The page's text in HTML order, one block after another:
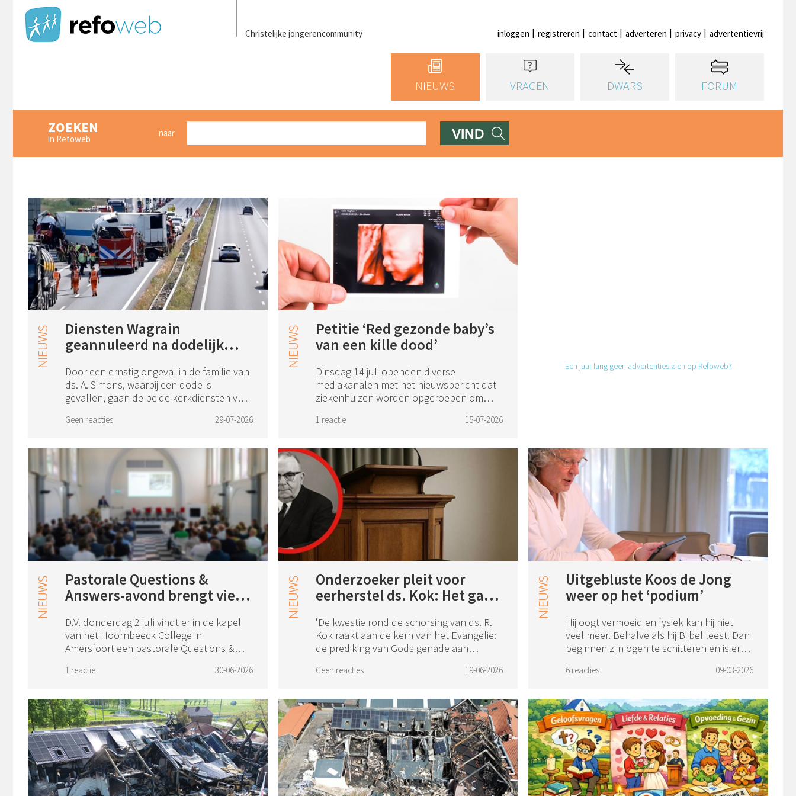
Christelijke jongerencommunity inloggen registreren contact adverteren privacy advertentievrij
NIEUWS VRAGEN DWARS FORUM
ZOEKEN
in Refoweb
naar VIND
Diensten Wagrain
geannuleerd na dodelijk
Door een ernstig ongeval in de familie van
ds. A. Simons, waarbij een dode is
gevallen, gaan de beide kerkdiensten van
niet door. Dat maakt ds. Simons
Geen reacties 29-07-2026
Petitie ‘Red gezonde baby’s
van een kille dood’
Dinsdag 14 juli openden diverse
mediakanalen met het nieuwsbericht dat
ziekenhuizen worden opgeroepen om
sociale indicatie tussen week 22 en 24 van
1 reactie 15-07-2026
Een jaar lang geen advertenties zien op Refoweb?
Pastorale Questions &
Answers-avond brengt vier
D.V. donderdag 2 juli vindt er in de kapel
van het Hoornbeeck College in
Amersfoort een pastorale Questions &
bijeenkomst vormen vier predikanten een
1 reactie 30-06-2026
Onderzoeker pleit voor
eerherstel ds. Kok: Het gaat
Evangelie
'De kwestie rond de schorsing van ds. R.
Kok raakt aan de kern van het Evangelie:
de prediking van Gods genade aan
bekering.” Dat stelt onderzoeker Evert de
Geen reacties 19-06-2026
Uitgebluste Koos de Jong
weer op het ‘podium’
Hij oogt vermoeid en fysiek kan hij niet
veel meer. Behalve als hij Bijbel leest. Dan
beginnen zijn ogen te schitteren en is er
bevlogenheid. “Heere Jezus, U bent het!”
6 reacties 09-03-2026